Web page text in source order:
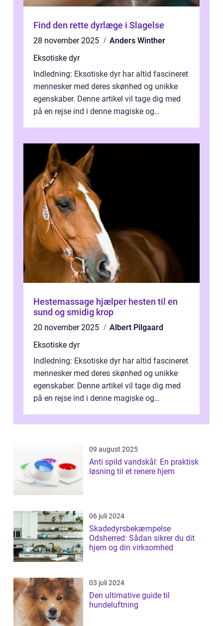
Find den rette dyrlæge i Slagelse
28 november 2025
Anders Winther
Eksotiske dyr
Indledning: Eksotiske dyr har altid fascineret
mennesker med deres skønhed og unikke
egenskaber. Denne artikel vil tage dig med
på en rejse ind i denne magiske og
Hestemassage hjælper hesten til en
sund og smidig krop
20 november 2025
Albert Pilgaard
Eksotiske dyr
Indledning: Eksotiske dyr har altid fascineret
mennesker med deres skønhed og unikke
egenskaber. Denne artikel vil tage dig med
på en rejse ind i denne magiske og
09 august 2025
Anti spild vandskål: En praktisk
løsning til et renere hjem
06 juli 2024
Skadedyrsbekæmpelse
Odsherred: Sådan sikrer du dit
hjem og din virksomhed
03 juli 2024
Den ultimative guide til
hundeluftning